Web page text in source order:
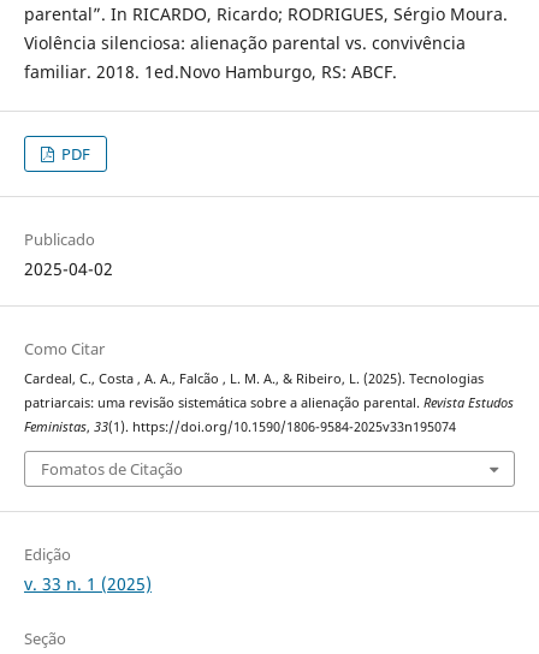
parental”. In RICARDO, Ricardo; RODRIGUES, Sérgio Moura.
Violência silenciosa: alienação parental vs. convivência
familiar. 2018. 1ed.Novo Hamburgo, RS: ABCF.
PDF
Publicado
2025-04-02
Como Citar
Cardeal, C., Costa , A. A., Falcão , L. M. A., & Ribeiro, L. (2025). Tecnologias
patriarcais: uma revisão sistemática sobre a alienação parental. Revista Estudos
Feministas, 33(1). https://doi.org/10.1590/1806-9584-2025v33n195074
Fomatos de Citação
Edição
v. 33 n. 1 (2025)
Seção